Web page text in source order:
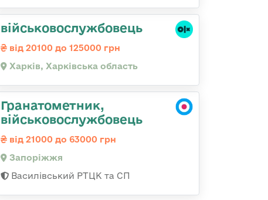
військовослужбовець
від 20100 до 125000 грн
Харків, Харківська область
Гранатометник,
військовослужбовець
від 21000 до 63000 грн
Запоріжжя
Василівський РТЦК та СП